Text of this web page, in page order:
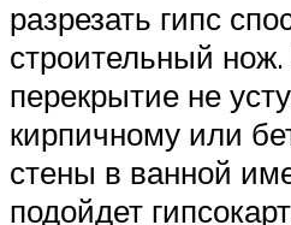
разрезать гипс
строительный
перекрытие не
кирпичному или
стены в ванной
подойдет